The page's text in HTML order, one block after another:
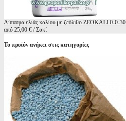
Λίπασμα ελιάς καλίου με ζεόλιθο ZEOKALI 0-0-30
από 25,00 € / Σακί
Το προϊόν ανήκει στις κατηγορίες